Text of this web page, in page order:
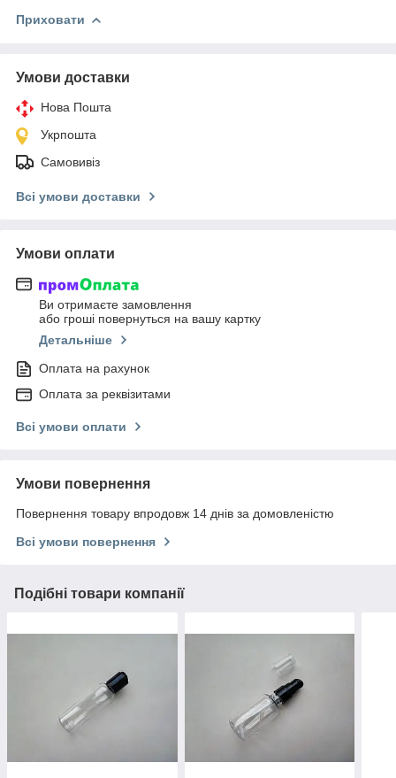
Приховати
Умови доставки
Нова Пошта
Укрпошта
Самовивіз
Всі умови доставки
Умови оплати
Ви отримаєте замовлення
або гроші повернуться на вашу картку
Детальніше
Оплата на рахунок
Оплата за реквізитами
Всі умови оплати
Умови повернення
Повернення товару впродовж 14 днів за домовленістю
Всі умови повернення
Подібні товари компанії